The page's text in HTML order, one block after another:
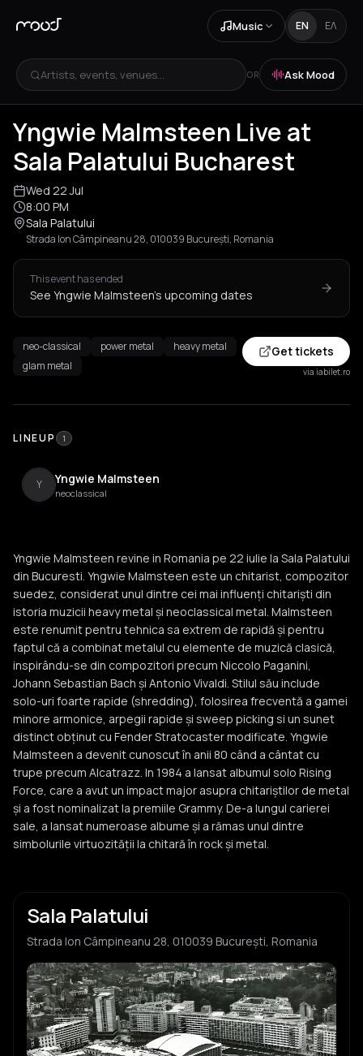
Music EN ΕΛ
Artists, events, venues... OR Ask Mood
Yngwie Malmsteen Live at
Sala Palatului Bucharest
Wed 22 Jul
8:00 PM
Sala Palatului
Strada Ion Câmpineanu 28, 010039 București, Romania
This event has ended
See Yngwie Malmsteen's upcoming dates
neo-classical power metal
heavy metal
glam metal
Get tickets
via iabilet.ro
LINEUP 1
Y Yngwie Malmsteen
neoclassical
Yngwie Malmsteen revine in Romania pe 22 iulie la Sala Palatului
din Bucuresti. Yngwie Malmsteen este un chitarist, compozitor
suedez, considerat unul dintre cei mai influenți chitariști din
istoria muzicii heavy metal și neoclassical metal. Malmsteen
este renumit pentru tehnica sa extrem de rapidă și pentru
faptul că a combinat metalul cu elemente de muzică clasică,
inspirându-se din compozitori precum Niccolo Paganini,
Johann Sebastian Bach și Antonio Vivaldi. Stilul său include
solo-uri foarte rapide (shredding), folosirea frecventă a gamei
minore armonice, arpegii rapide și sweep picking si un sunet
distinct obținut cu Fender Stratocaster modificate. Yngwie
Malmsteen a devenit cunoscut în anii 80 când a cântat cu
trupe precum Alcatrazz. In 1984 a lansat albumul solo Rising
Force, care a avut un impact major asupra chitariștilor de metal
și a fost nominalizat la premiile Grammy. De-a lungul carierei
sale, a lansat numeroase albume și a rămas unul dintre
simbolurile virtuozității la chitară în rock și metal.
Sala Palatului
Strada Ion Câmpineanu 28, 010039 București, Romania